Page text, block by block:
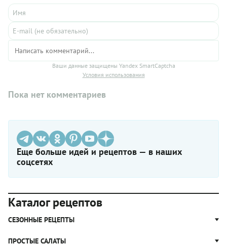
Ваши данные защищены Yandex SmartCaptcha
Условия использования
Пока нет комментариев
Еще больше идей и рецептов — в наших
соцсетях
Каталог рецептов
СЕЗОННЫЕ РЕЦЕПТЫ
Рецепты из капусты
ПРОСТЫЕ САЛАТЫ